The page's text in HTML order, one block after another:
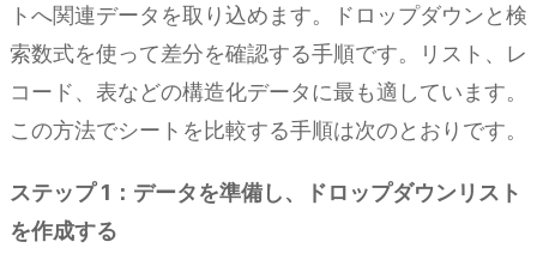
トへ関連データを取り込めます。ドロップダウンと検
索数式を使って差分を確認する手順です。リスト、レ
コード、表などの構造化データに最も適しています。
この方法でシートを比較する手順は次のとおりです。
ステップ 1：データを準備し、ドロップダウンリスト
を作成する